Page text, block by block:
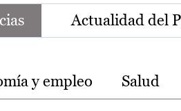
Actualidad del
y empleo Salud